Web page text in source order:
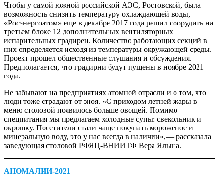
Чтобы у самой южной российской АЭС, Ростовской, была
возможность снизить температуру охлаждающей воды,
«Росэнергоатом» еще в декабре 2017 года решил соорудить на
третьем блоке 12 дополнительных вентиляторных
испарительных градирен. Количество работающих секций в
них определяется исходя из температуры окружающей среды.
Проект прошел общественные слушания и обсуждения.
Предполагается, что градирни будут пущены в ноябре 2021
года.
Не забывают на предприятиях атомной отрасли и о том, что
люди тоже страдают от зноя. «С приходом летней жары в
меню столовой появилось больше овощей. Помимо
спецпитания мы предлагаем холодные супы: свекольник и
окрошку. Посетители стали чаще покупать мороженое и
минеральную воду, это у нас всегда в наличии», — ​рассказала
заведующая столовой РФЯЦ-ВНИИТФ Вера Ялына.
АНОМАЛИИ-2021